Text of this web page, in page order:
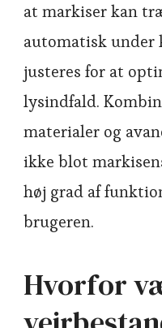
at markiser kan
automatisk
justeres for at
lysindfald.
materialer og
ikke blot
høj grad af
brugeren.
Hvorfor